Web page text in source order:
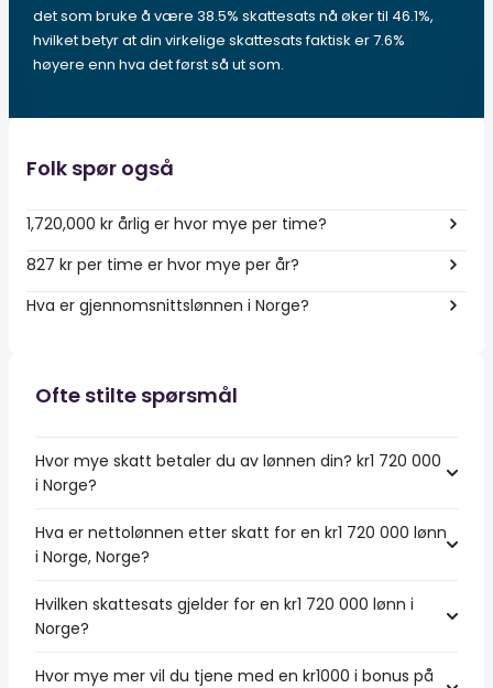
det som bruke å være 38.5% skattesats nå øker til 46.1%,
hvilket betyr at din virkelige skattesats faktisk er 7.6%
høyere enn hva det først så ut som.
Folk spør også
1,720,000 kr årlig er hvor mye per time?
827 kr per time er hvor mye per år?
Hva er gjennomsnittslønnen i Norge?
Ofte stilte spørsmål
Hvor mye skatt betaler du av lønnen din? kr1 720 000
i Norge?
Hva er nettolønnen etter skatt for en kr1 720 000 lønn
i Norge, Norge?
Hvilken skattesats gjelder for en kr1 720 000 lønn i
Norge?
Hvor mye mer vil du tjene med en kr1000 i bonus på